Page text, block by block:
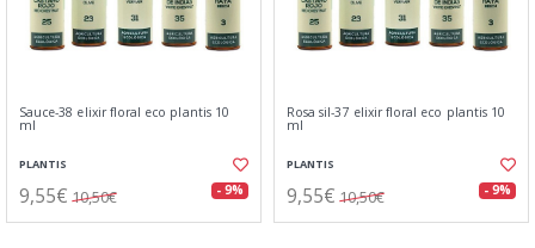
Sauce-38 elixir floral eco plantis 10
ml
PLANTIS
9,55€ 10,50€ - 9%
Rosa sil-37 elixir floral eco plantis 10
ml
PLANTIS
9,55€ 10,50€ - 9%